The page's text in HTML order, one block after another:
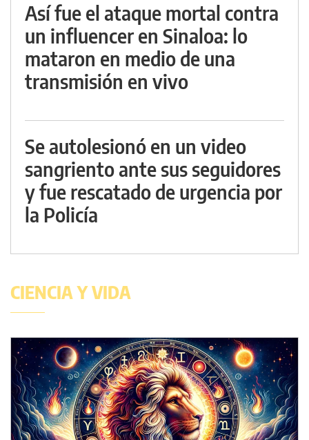
Así fue el ataque mortal contra
un influencer en Sinaloa: lo
mataron en medio de una
transmisión en vivo
Se autolesionó en un video
sangriento ante sus seguidores
y fue rescatado de urgencia por
la Policía
CIENCIA Y VIDA